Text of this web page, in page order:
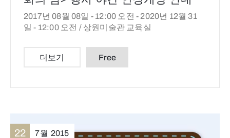
2017년 08월 08일 - 12:00 오전 - 2020년 12월 31
일 - 12:00 오전 / 상원미술관 교육실
더보기 Free
22 7월 2015